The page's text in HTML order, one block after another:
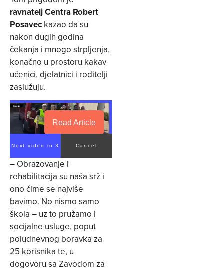
ravnatelj Centra Robert
Posavec kazao da su
nakon dugih godina
čekanja i mnogo strpljenja,
konačno u prostoru kakav
učenici, djelatnici i roditelji
zaslužuju.
Read Article
Next video in 1 Cancel
– Obrazovanje i
rehabilitacija su naša srž i
ono čime se najviše
bavimo. No nismo samo
škola – uz to pružamo i
socijalne usluge, poput
poludnevnog boravka za
25 korisnika te, u
dogovoru sa Zavodom za